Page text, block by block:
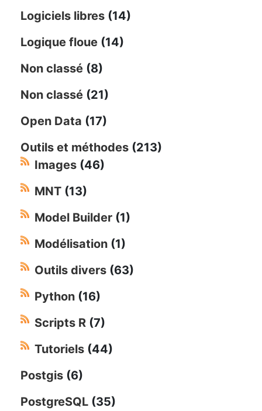
Logiciels libres (14)
Logique floue (14)
Non classé (8)
Non classé (21)
Open Data (17)
Outils et méthodes (213)
Images (46)
MNT (13)
Model Builder (1)
Modélisation (1)
Outils divers (63)
Python (16)
Scripts R (7)
Tutoriels (44)
Postgis (6)
PostgreSQL (35)